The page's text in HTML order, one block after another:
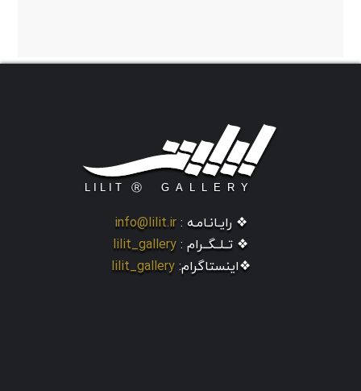
❖ رایـانـامـه : info@lilit.ir
❖ تــلــگــرام : lilit_gallery
❖اینستاگرام: lilit_gallery